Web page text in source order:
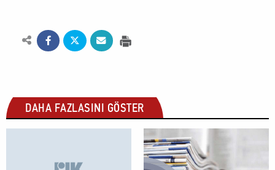
DAHA FAZLASINI GÖSTER